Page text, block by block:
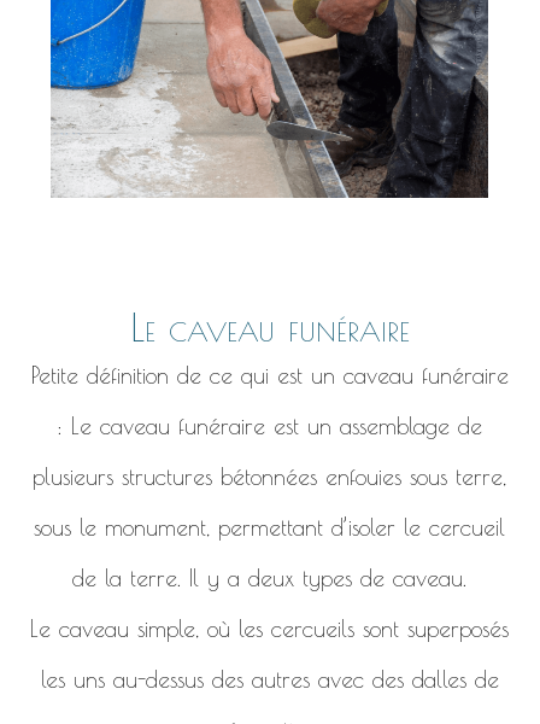
Le caveau funéraire
Petite définition de ce qui est un caveau funéraire
: Le caveau funéraire est un assemblage de
plusieurs structures bétonnées enfouies sous terre,
sous le monument, permettant d’isoler le cercueil
de la terre. Il y a deux types de caveau.
Le caveau simple, où les cercueils sont superposés
les uns au-dessus des autres avec des dalles de